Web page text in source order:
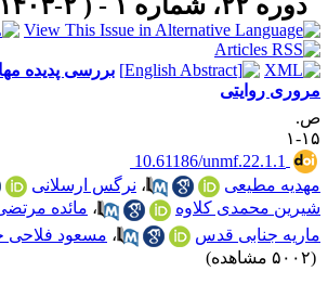
بررسی پدیده
روایتی
۱
‎ 10.61186/unmf.22.1.1
مطیعی
،نرگس ارسلانی
محمدی کلاوه
،مائده
جنابی قدس
،مسعود فلاحی